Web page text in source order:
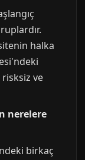
halka
risksiz ve
nerelere
birkaç